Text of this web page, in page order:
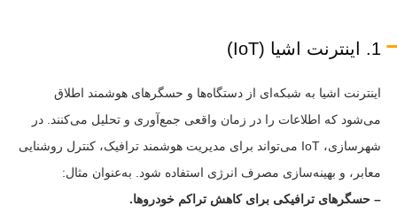
1. اینترنت اشیا (IoT)
اینترنت اشیا به شبکه‌ای از دستگاه‌ها و حسگرهای هوشمند اطلاق
می‌شود که اطلاعات را در زمان واقعی جمع‌آوری و تحلیل می‌کنند. در
شهرسازی، IoT می‌تواند برای مدیریت هوشمند ترافیک، کنترل روشنایی
معابر، و بهینه‌سازی مصرف انرژی استفاده شود. به‌عنوان مثال:
– حسگرهای ترافیکی برای کاهش تراکم خودروها.